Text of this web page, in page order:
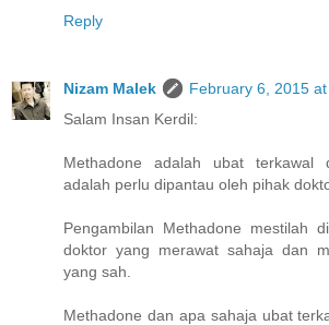
Reply
Nizam Malek
February 6, 2015
Salam Insan Kerdil:
Methadone adalah ubat terkawal
adalah perlu dipantau oleh pihak
Pengambilan Methadone mestilah
doktor yang merawat sahaja dan
yang sah.
Methadone dan apa sahaja ubat